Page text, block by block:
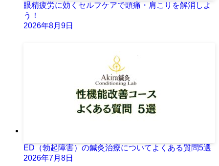
眼精疲労に効くセルフケアで頭痛・肩こりを解消しよ
う！
2026年8月9日
ED（勃起障害）の鍼灸治療についてよくある質問5選
2026年7月8日